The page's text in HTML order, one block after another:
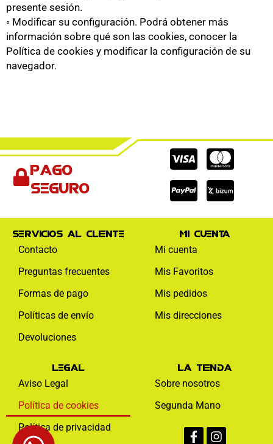
presente sesión.
◦ Modificar su configuración. Podrá obtener más
información sobre qué son las cookies, conocer la
Política de cookies y modificar la configuración de su
navegador.
Pago
seguro
Cc-
visa
Cc-
Cc-
paypal
Servicios al cliente
Contacto
Preguntas frecuentes
Formas de pago
Políticas de envío
Devoluciones
Mi cuenta
Mi cuenta
Mis Favoritos
Mis pedidos
Mis direcciones
Legal
Aviso Legal
Política de cookies
Política de privacidad
La tienda
Sobre nosotros
Segunda Mano
f